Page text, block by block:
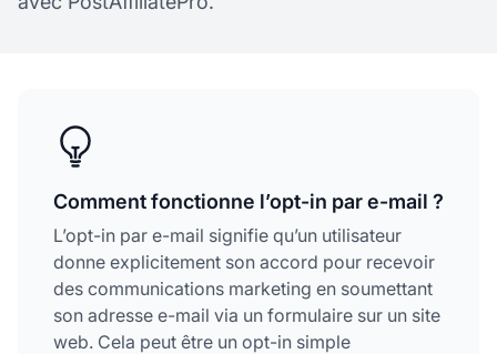
Comment fonctionne l’opt-in par e-mail ?
L’opt-in par e-mail signifie qu’un utilisateur
donne explicitement son accord pour recevoir
des communications marketing en soumettant
son adresse e-mail via un formulaire sur un site
web. Cela peut être un opt-in simple